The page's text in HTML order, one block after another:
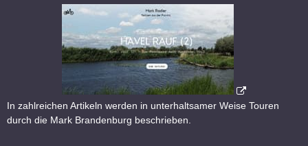
In zahlreichen Artikeln werden in unterhaltsamer Weise Touren
durch die Mark Brandenburg beschrieben.